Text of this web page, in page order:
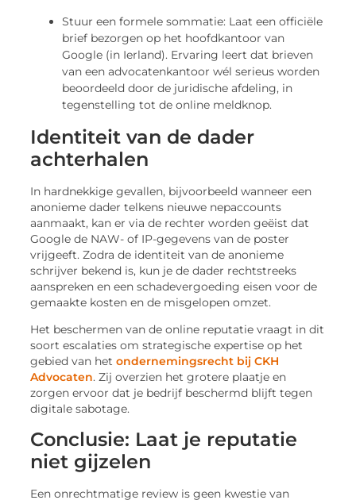
Stuur een formele sommatie: Laat een officiële
brief bezorgen op het hoofdkantoor van
Google (in Ierland). Ervaring leert dat brieven
van een advocatenkantoor wél serieus worden
beoordeeld door de juridische afdeling, in
tegenstelling tot de online meldknop.
Identiteit van de dader
achterhalen
In hardnekkige gevallen, bijvoorbeeld wanneer een
anonieme dader telkens nieuwe nepaccounts
aanmaakt, kan er via de rechter worden geëist dat
Google de NAW- of IP-gegevens van de poster
vrijgeeft. Zodra de identiteit van de anonieme
schrijver bekend is, kun je de dader rechtstreeks
aanspreken en een schadevergoeding eisen voor de
gemaakte kosten en de misgelopen omzet.
Het beschermen van de online reputatie vraagt in dit
soort escalaties om strategische expertise op het
gebied van het ondernemingsrecht bij CKH
Advocaten. Zij overzien het grotere plaatje en
zorgen ervoor dat je bedrijf beschermd blijft tegen
digitale sabotage.
Conclusie: Laat je reputatie
niet gijzelen
Een onrechtmatige review is geen kwestie van